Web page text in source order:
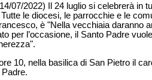
07/2022) Il 24 luglio si celebrerà in
le diocesi, le parrocchie e le
è "Nella vecchiaia daranno
per l’occasione, il Santo Padre
10, nella basilica di San Pietro il